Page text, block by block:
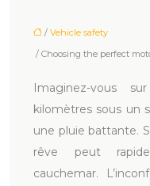
/ Vehicle safety
/ Choosing the perfect
Imaginez-vous
kilomètres sous un
une pluie battante.
rêve peut
cauchemar.